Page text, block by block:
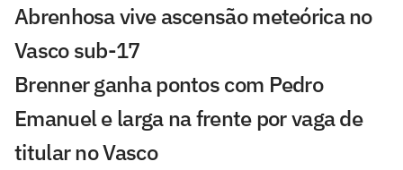
Abrenhosa vive ascensão meteórica no
Vasco sub-17
Brenner ganha pontos com Pedro
Emanuel e larga na frente por vaga de
titular no Vasco